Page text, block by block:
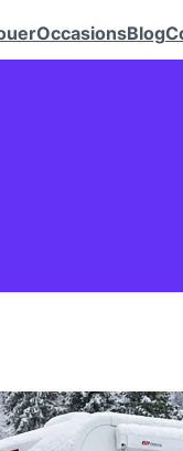
OccasionsBlog